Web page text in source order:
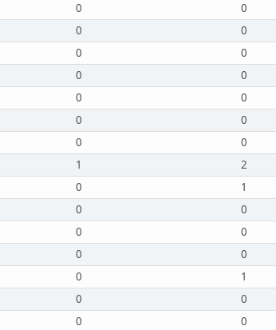
0 0
0 0
0 0
0 0
0 0
0 0
0 0
1 2
0 1
0 0
0 0
0 0
0 1
0 0
0 0